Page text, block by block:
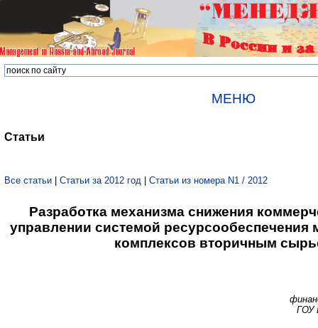
МЕНЮ
Статьи
Все статьи | Статьи за 2012 год | Статьи из номера N1 / 2012
Разработка механизма снижения
управлении системой ресурсообеспечения
комплексов вторичным
ГОУ